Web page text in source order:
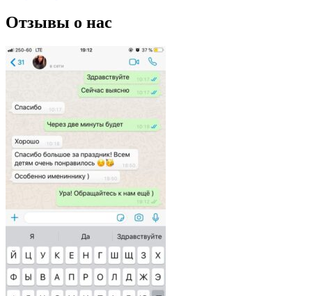
Отзывы о нас